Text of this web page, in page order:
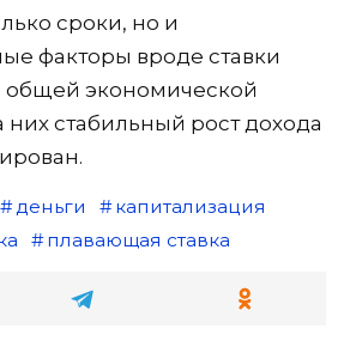
сроки, но и
факторы вроде ставки
общей экономической
них стабильный рост дохода
деньги
капитализация
плавающая ставка